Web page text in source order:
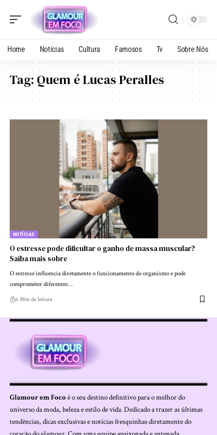
Home Notícias Cultura Famosos Tv Sobre Nós
Tag: Quem é Lucas Peralles
NOTÍCIAS
O estresse pode dificultar o ganho de massa muscular?
Saiba mais sobre
O estresse influencia diretamente o funcionamento do organismo e pode
comprometer diferentes…
6 Min de leitura
Glamour em Focoé o seu destino definitivo para o melhor do
universo da moda, beleza e estilo de vida. Dedicado a trazer as últimas
tendências, dicas exclusivas e notícias fresquinhas diretamente do